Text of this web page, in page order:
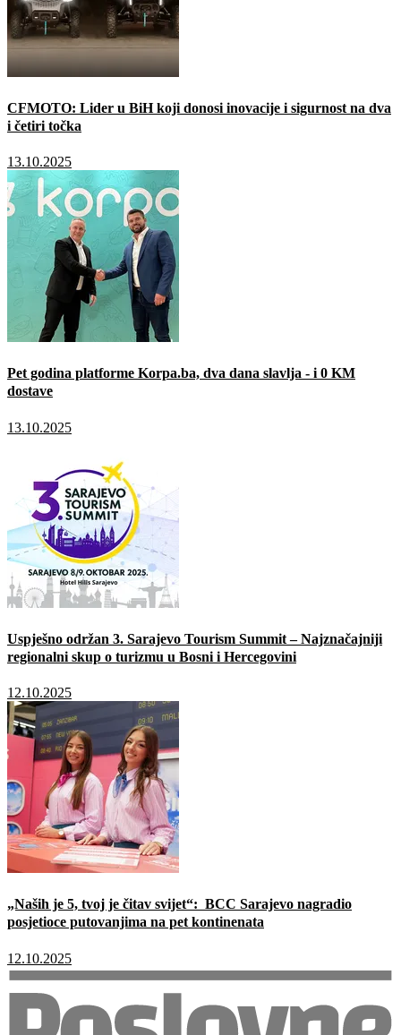
CFMOTO: Lider u BiH koji donosi inovacije i sigurnost na dva
i četiri točka
13.10.2025
Pet godina platforme Korpa.ba, dva dana slavlja - i 0 KM
dostave
13.10.2025
Uspješno održan 3. Sarajevo Tourism Summit – Najznačajniji
regionalni skup o turizmu u Bosni i Hercegovini
12.10.2025
„Naših je 5, tvoj je čitav svijet“: BCC Sarajevo nagradio
posjetioce putovanjima na pet kontinenata
12.10.2025